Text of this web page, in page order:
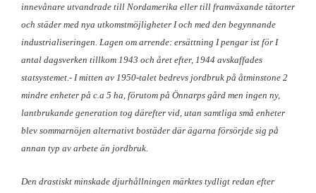
innevånare utvandrade till Nordamerika eller till framväxande tätorter
och städer med nya utkomstmöjligheter I och med den begynnande
industrialiseringen. Lagen om arrende: ersättning I pengar ist för I
antal dagsverken tillkom 1943 och året efter, 1944 avskaffades
statsystemet.- I mitten av 1950-talet bedrevs jordbruk på åtminstone 2
mindre enheter på c.a 5 ha, förutom på Önnarps gård men ingen ny,
lantbrukande generation tog därefter vid, utan samtliga små enheter
blev sommarnöjen alternativt bostäder där ägarna försörjde sig på
annan typ av arbete än jordbruk.
Den drastiskt minskade djurhållningen märktes tydligt redan efter